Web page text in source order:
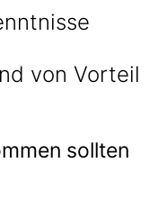
von Vorteil
sollten